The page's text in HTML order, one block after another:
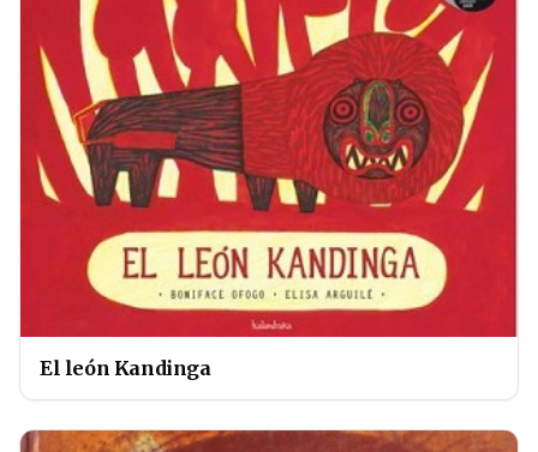
El león Kandinga